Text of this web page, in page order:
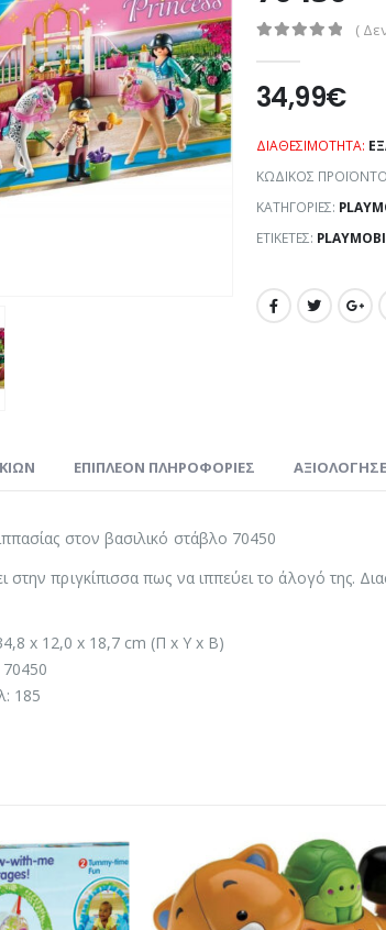
(
34,99€
ΔΙΑΘΕΣΙΜΌΤΗΤΑ:
ΚΩΔΙΚΌΣ
ΚΑΤΗΓΟΡΊΕΣ:
ΕΤΙΚΈΤΕΣ:
ΕΠΙΠΛΈΟΝ ΠΛΗΡΟΦΟΡΊΕΣ
στον βασιλικό στάβλο 70450
στην πριγκίπισσα πως να ιππεύει το άλογό της.
x 12,0 x 18,7 cm (Π x Υ x Β)
70450
185